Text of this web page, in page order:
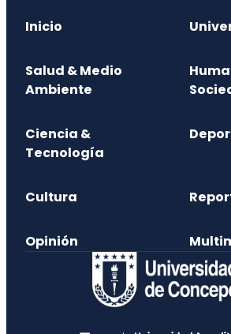
Inicio
Salud & Medio
Ambiente
Ciencia &
Tecnología
Cultura
Opinión